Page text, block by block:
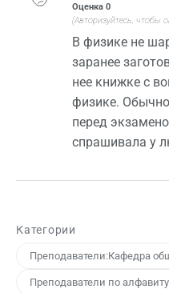
Оценка 0
(Авторизуйтесь, чтобы
В физике не
заранее
нее книжке с
физике.
перед
спрашивала у
Категории
Преподаватели:Кафедра
Преподаватели по алфавиту